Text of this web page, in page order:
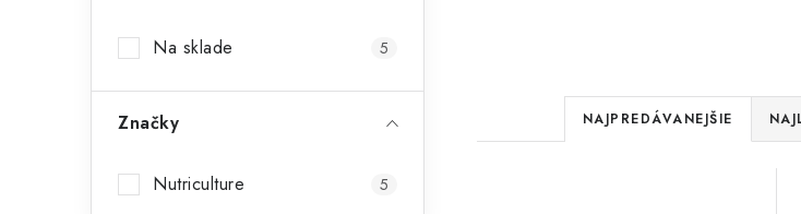
n
Na sklade 5
Značky
Nutriculture 5
R
a
NAJPREDÁVANEJŠIE